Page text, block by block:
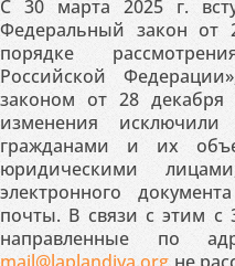
С 30 марта 2025 г.
Федеральный закон
порядке
Российской
законом от 28
изменения исключили
гражданами и их
юридическими
электронного
почты. В связи с этим с
направленные по